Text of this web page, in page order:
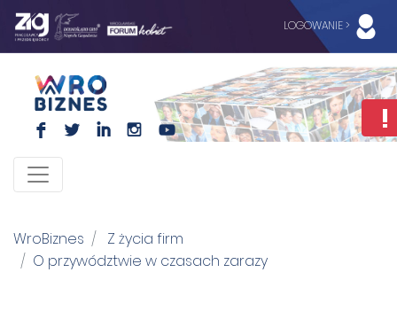
LOGOWANIE >
F L I I
WroBiznes
Z życia firm
O przywództwie w czasach zarazy